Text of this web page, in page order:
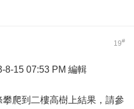
19#
8-15 07:53 PM 編輯
爬到二樓高樹上結果，請參